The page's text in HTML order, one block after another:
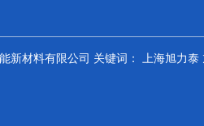
材料有限公司 关键词： 上海旭力泰